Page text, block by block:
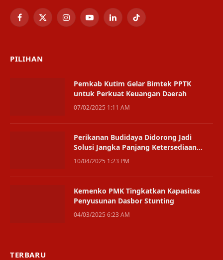
Facebook
X
InstagramYouTubeLinkedInTikTok
PILIHAN
Pemkab Kutim Gelar Bimtek PPTK
untuk Perkuat Keuangan Daerah
07/02/2025 1:11 AM
Perikanan Budidaya Didorong Jadi
Solusi Jangka Panjang Ketersediaan
Ikan di PPU
10/04/2025 1:23 PM
Kemenko PMK Tingkatkan Kapasitas
Penyusunan Dasbor Stunting
04/03/2025 6:23 AM
TERBARU